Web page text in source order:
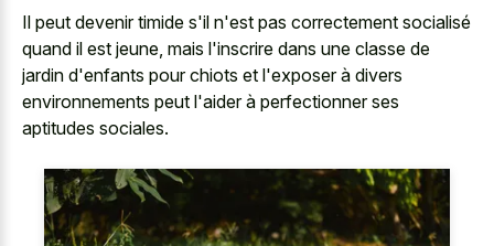
Il peut devenir timide s'il n'est pas correctement socialisé
quand il est jeune, mais l'inscrire dans une classe de
jardin d'enfants pour chiots et l'exposer à divers
environnements peut l'aider à perfectionner ses
aptitudes sociales.